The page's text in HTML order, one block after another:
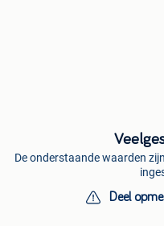
De onderstaande waarden
Deel